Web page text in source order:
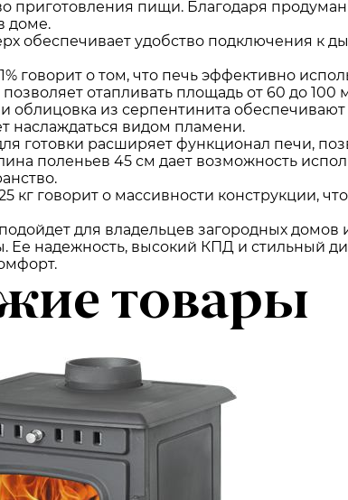
приготовления пищи. Благодаря
доме.
обеспечивает удобство подключения к
говорит о том, что печь эффективно
отапливать площадь от 60 до
облицовка из серпентинита
наслаждаться видом пламени.
готовки расширяет функционал печи,
поленьев 45 см дает возможность
кг говорит о массивности конструкции,
для владельцев загородных
Ее надежность, высокий КПД и стильный
товары